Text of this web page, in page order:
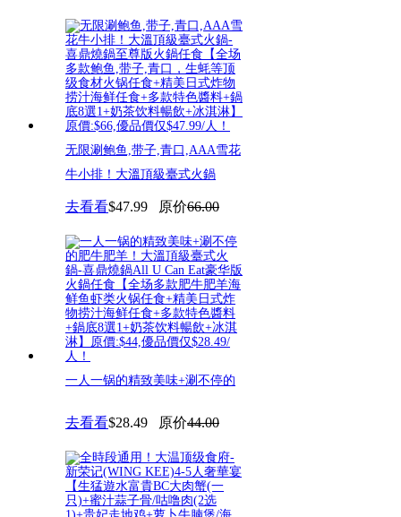
无限涮鲍鱼,带子,青口,AAA雪花
牛小排！大溫頂級臺式火鍋
去看看$47.99 原价66.00
一人一锅的精致美味+涮不停的
喜
去看看$28.49 原价44.00